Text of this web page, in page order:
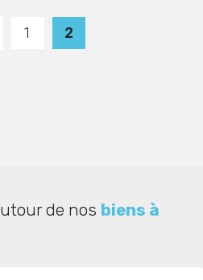
1 2
de nos biens à